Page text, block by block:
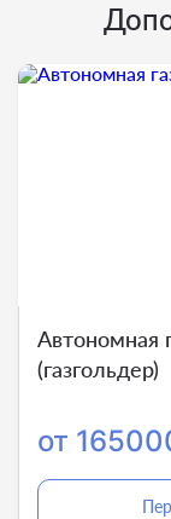
Автономная
(газгольдер)
от